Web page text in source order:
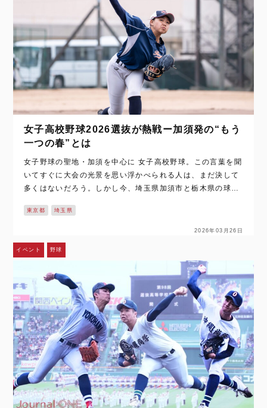
女子高校野球2026選抜が熱戦ー加須発の“もう
一つの春”とは
女子野球の聖地・加須を中心に 女子高校野球。この言葉を聞
いてすぐに大会の光景を思い浮かべられる人は、まだ決して
多くはないだろう。しかし今、埼玉県加須市と栃木県の球場
国高等学校女子硬式野球選抜大会は…
東京都 埼玉県
2026年03月26日
イベント 野球